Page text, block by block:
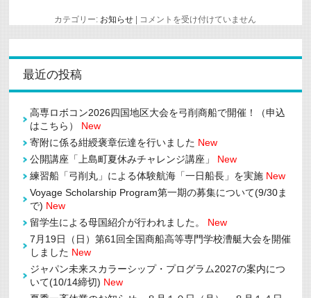
ム
工
専
の
挙
に
つ
い
て
(9/21)
カテゴリー: お知らせ
令
和
６
度
期
試
追
試
験
に
い
21)
は
コメントを受け付けていません
最近の投稿
高専ロボコン2026四国地区大会を弓削商船で開催！（申込
はこちら） New
寄附に係る紺綬褒章伝達を行いました New
公開講座「上島町夏休みチャレンジ講座」
New
練習船「弓削丸」による体験航海「一日船長」を実施 New
Voyage Scholarship Program第一期の募集について(9/30ま
で) New
留学生による母国紹介が行われました。 New
7月19日（日）第61回全国商船高等専門学校漕艇大会を開催
しました New
ジャパン未来スカラーシップ・プログラム2027の案内につ
いて(10/14締切) New